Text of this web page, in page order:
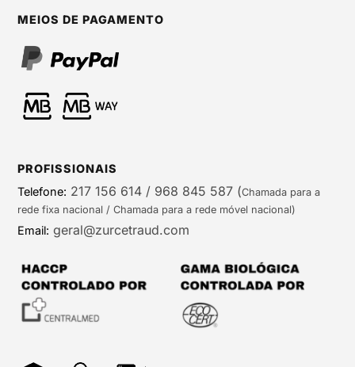
MEIOS DE PAGAMENTO
PROFISSIONAIS
Telefone: 217 156 614 / 968 845 587 (Chamada para a
rede fixa nacional / Chamada para a rede móvel nacional)
Email: geral@zurcetraud.com